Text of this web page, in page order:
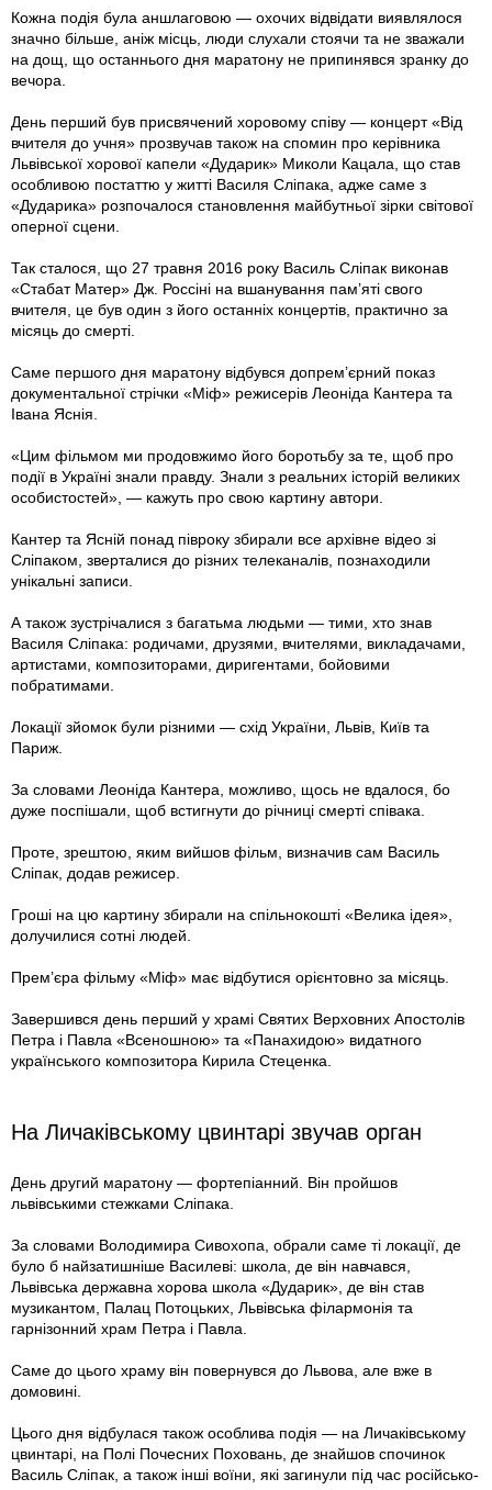
Кожна подія була аншлаговою — охочих відвідати виявлялося
значно більше, аніж місць, люди слухали стоячи та не зважали
на дощ, що останнього дня маратону не припинявся зранку до
вечора.
День перший був присвячений хоровому співу — концерт «Від
вчителя до учня» прозвучав також на спомин про керівника
Львівської хорової капели «Дударик» Миколи Кацала, що став
особливою постаттю у життi Василя Сліпака, адже саме з
«Дударика» розпочалося становлення майбутньої зірки світової
оперної сцени.
Так сталося, що 27 травня 2016 року Василь Сліпак виконав
«Стабат Матер» Дж. Россіні на вшанування пам’яті свого
вчителя, це був один з його останніх концертів, практично за
місяць до смерті.
Саме першого дня маратону відбувся допрем’єрний показ
документальної стрічки «Міф» режисерів Леоніда Кантера та
Івана Яснія.
«Цим фільмом ми продовжимо його боротьбу за те, щоб про
події в Україні знали правду. Знали з реальних історій великих
особистостей», — кажуть про свою картину автори.
Кантер та Ясній понад півроку збирали все архівне відео зі
Сліпаком, зверталися до різних телеканалів, познаходили
унікальні записи.
А також зустрічалися з багатьма людьми — тими, хто знав
Василя Сліпака: родичами, друзями, вчителями, викладачами,
артистами, композиторами, диригентами, бойовими
побратимами.
Локації зйомок були різними — схід України, Львів, Київ та
Париж.
За словами Леоніда Кантера, можливо, щось не вдалося, бо
дуже поспішали, щоб встигнути до річниці смерті співака.
Проте, зрештою, яким вийшов фільм, визначив сам Василь
Сліпак, додав режисер.
Гроші на цю картину збирали на спільнокошті «Велика ідея»,
долучилися сотні людей.
Прем’єра фільму «Міф» має відбутися орієнтовно за місяць.
Завершився день перший у храмі Святих Верховних Апостолів
Петра і Павла «Всеношною» та «Панахидою» видатного
українського композитора Кирила Стеценка.
На Личаківському цвинтарі звучав орган
День другий маратону — фортепіанний. Він пройшов
львівськими стежками Сліпака.
За словами Володимира Сивохопа, обрали саме ті локації, де
було б найзатишніше Василеві: школа, де він навчався,
Львівська державна хорова школа «Дударик», де він став
музикантом, Палац Потоцьких, Львівська філармонія та
гарнізонний храм Петра і Павла.
Саме до цього храму він повернувся до Львова, але вже в
домовині.
Цього дня відбулася також особлива подія — на Личаківському
цвинтарі, на Полі Почесних Поховань, де знайшов спочинок
Василь Сліпак, а також інші воїни, які загинули під час російсько-